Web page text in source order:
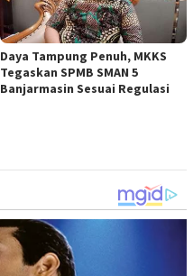
Daya Tampung Penuh, MKKS
Tegaskan SPMB SMAN 5
Banjarmasin Sesuai Regulasi